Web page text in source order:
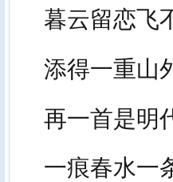
暮云留恋飞
添得一重山
再一首是明
一痕春水一